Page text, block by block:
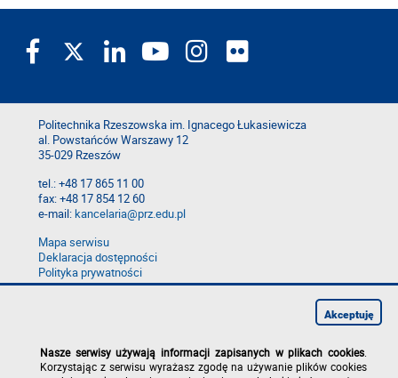
Politechnika Rzeszowska im. Ignacego Łukasiewicza
al. Powstańców Warszawy 12
35-029 Rzeszów
tel.: +48 17 865 11 00
fax: +48 17 854 12 60
e-mail:kancelaria@prz.edu.pl
Mapa serwisu
Deklaracja dostępności
Polityka prywatności
Zgłoś błąd na stronie
Nasze serwisy używają informacji zapisanych w plikach cookies
Korzystając z serwisu wyrażasz zgodę na używanie plików cookies
Akceptuję